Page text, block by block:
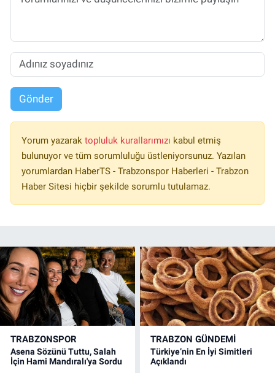
Gönder
Yorum yazarak topluluk kurallarımızı kabul etmiş
bulunuyor ve tüm sorumluluğu üstleniyorsunuz. Yazılan
yorumlardan HaberTS - Trabzonspor Haberleri - Trabzon
Haber Sitesi hiçbir şekilde sorumlu tutulamaz.
TRABZONSPOR
Asena Sözünü Tuttu, Salah
İçin Hami Mandıralı'ya Sordu
TRABZON GÜNDEMİ
Türkiye’nin En İyi Simitleri
Açıklandı